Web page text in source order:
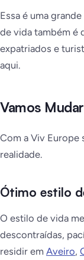
Essa é uma
de vida também é
expatriados e
aqui.
Vamos
Com a Viv Europe
realidade.
Ótimo estilo
O estilo de vida
descontraídas,
residir em Aveiro,